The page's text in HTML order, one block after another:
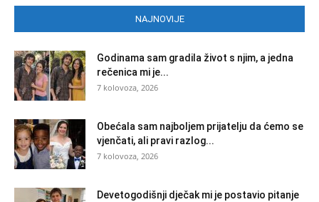
NAJNOVIJE
Godinama sam gradila život s njim, a jedna
rečenica mi je...
7 kolovoza, 2026
Obećala sam najboljem prijatelju da ćemo se
vjenčati, ali pravi razlog...
7 kolovoza, 2026
Devetogodišnji dječak mi je postavio pitanje